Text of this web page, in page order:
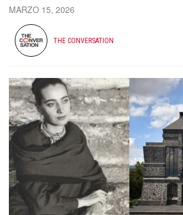
MARZO 15, 2026
THE CONVERSATION